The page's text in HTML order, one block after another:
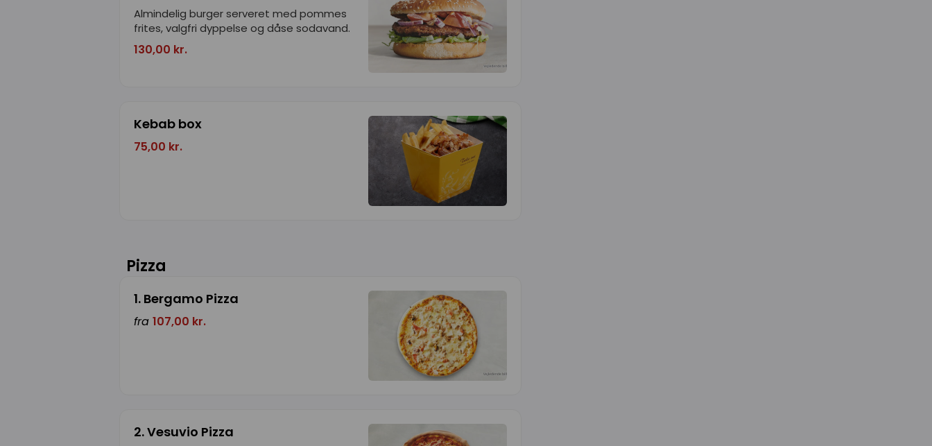
Almindelig burger serveret med pommes
frites, valgfri dyppelse og dåse sodavand.
130,00 kr.
Kebab box
75,00 kr.
Pizza
1. Bergamo Pizza
fra 107,00 kr.
2. Vesuvio Pizza